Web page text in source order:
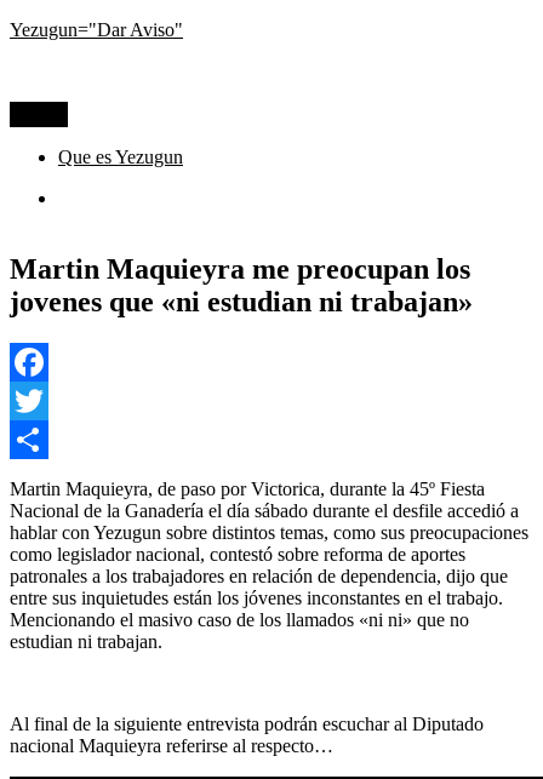
Ir
Yezugun="Dar Aviso"
Que es Yezugun
Martin Maquieyra me preocupan los
jovenes que «ni estudian ni trabajan»
Facebook
Twitter
Compartir
Martin Maquieyra, de paso por Victorica, durante la 45º Fiesta
Nacional de la Ganadería el día sábado durante el desfile accedió a
hablar con Yezugun sobre distintos temas, como sus preocupaciones
como legislador nacional, contestó sobre reforma de aportes
patronales a los trabajadores en relación de dependencia, dijo que
entre sus inquietudes están los jóvenes inconstantes en el trabajo.
Mencionando el masivo caso de los llamados «ni ni» que no
estudian ni trabajan.
Al final de la siguiente entrevista podrán escuchar al Diputado
nacional Maquieyra referirse al respecto…